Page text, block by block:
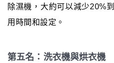
除濕機，大約可以減少20%
用時間和設定。
第五名：洗衣機與烘衣機